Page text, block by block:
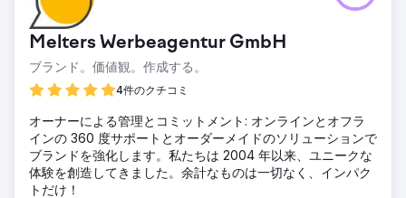
Melters Werbeagentur GmbH
ブランド。価値観。作成する。
4件のクチコミ
オーナーによる管理とコミットメント: オンラインとオフラ
インの 360 度サポートとオーダーメイドのソリューションで
ブランドを強化します。私たちは 2004 年以来、ユニークな
体験を創造してきました。余計なものは一切なく、インパク
トだけ！